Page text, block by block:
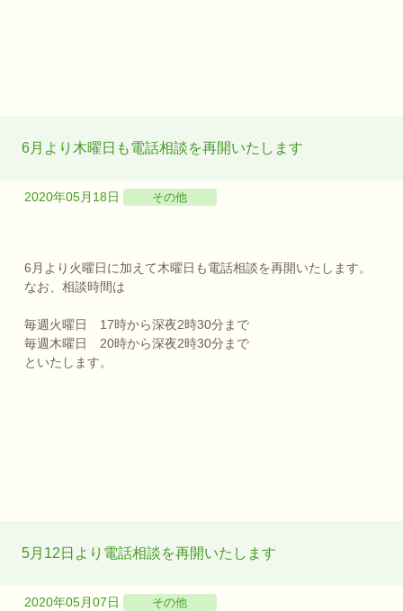
6月より木曜日も電話相談を再開いたします
2020年05月18日 その他
6月より火曜日に加えて木曜日も電話相談を再開いたします。
なお、相談時間は
毎週火曜日 17時から深夜2時30分まで
毎週木曜日 20時から深夜2時30分まで
といたします。
5月12日より電話相談を再開いたします
2020年05月07日 その他